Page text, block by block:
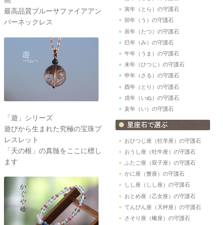
最高品質ブルーサファイアアン
バーネックレス
「遊」シリーズ
遊びから生まれた究極の宝珠ブ
レスレット
「天の根」の真髄をここに標し
ます
寅年（とら）の守護石
卯年（う）の守護石
辰年（たつ）の守護石
巳年（み）の守護石
午年（うま）の守護石
未年（ひつじ）の守護石
申年（さる）の守護石
酉年（とり）の守護石
戌年（いぬ）の守護石
亥年（い）の守護石
おひつじ座（牡羊座）の守護石
おうし座（牡牛座）の守護石
ふたご座（双子座）の守護石
かに座（蟹座）の守護石
しし座（しし座）の守護石
おとめ座（乙女座）の守護石
てんびん座（天秤座）の守護石
さそり座（蠍座）の守護石